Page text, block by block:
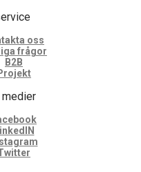
oss
frågor
B2B